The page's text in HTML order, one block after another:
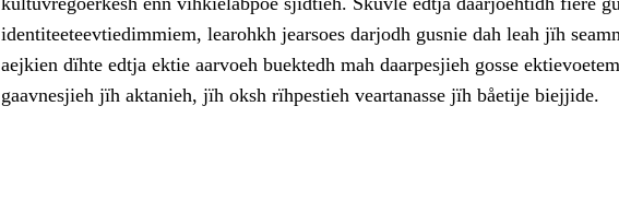
identiteeteevtiedimmiem, learohkh jearsoes darjodh gusnie dah leah jïh
aejkien dïhte edtja ektie aarvoeh buektedh mah daarpesjieh gosse ektievoetem
gaavnesjieh jïh aktanieh, jïh oksh rïhpestieh veartanasse jïh båetije biejjide.